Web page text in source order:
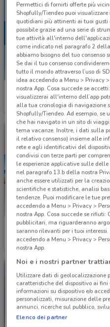
Mondadori Store
Scade il 23/08 2.5 km
Foto Digital Discount
Scade il 31/08 2.6 km
Permettici di fornirti offerte più
Shopfully/Tiendeo puoi
quotidiani più attinenti ai tuoi gusti
possibile grazie ad una serie di
tue attività all'interno
come indicato nel paragrafo 2
abbiamo bisogno del tuo
Se dai il tuo consenso
tutto il mondo attraverso l’uso di
idea accedendo a Menu > Privacy
nostra App. Cosa succede se
visualizzerai all'interno dell’app
alla tua cronologia di navigazione
Shopfully/Tiendeo. Ad esempio, se
che hai navigato in un sito di
tema vacanze. Inoltre, i dati sulla
il relativo consenso) insieme alle
rete e agli identificativi del
condivisi con terze parti per
le esperienze applicative sulle
nel paragrafo 13.b della nostra
anche essere utilizzati per la
scientifiche e statistiche, analisi
tendenze. Puoi modificare le tue
accedendo a Menu > Privacy >
nostra App. Cosa succede se
pubblicitari, ma riguarderanno
saranno rilevanti per i tuoi
accedendo a Menu > Privacy >
nostra App.
Noi e i nostri partner
Utilizzare dati di geolocalizzazione
caratteristiche del dispositivo ai
informazioni su dispositivo e/o
personalizzati, misurazione delle
annunci, ricerche sul pubblico,
Elenco dei partner